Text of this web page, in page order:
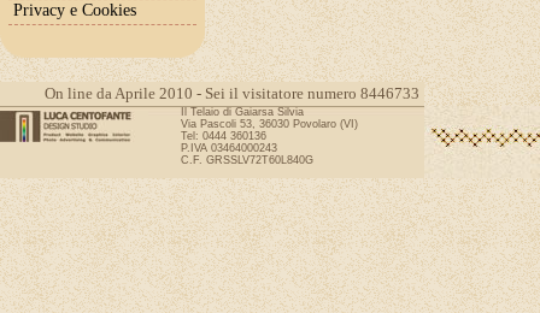
Privacy e Cookies
On line da Aprile 2010 - Sei il visitatore numero 8446733
Il Telaio di Gaiarsa Silvia
Via Pascoli 53, 36030 Povolaro (VI)
Tel: 0444 360136
P.IVA 03464000243
C.F. GRSSLV72T60L840G